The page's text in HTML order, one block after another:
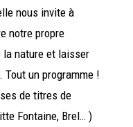
nous invite à
notre propre
la nature et laisser
un programme !
de titres de
Fontaine, Brel… )